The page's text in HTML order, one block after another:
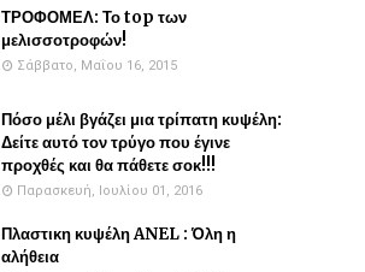
ΤΡΟΦΟΜΕΛ: Το top των
μελισσοτροφών!
Σάββατο, Μαΐου 16, 2015
Πόσο μέλι βγάζει μια τρίπατη κυψέλη:
Δείτε αυτό τον τρύγο που έγινε
προχθές και θα πάθετε σοκ!!!
Παρασκευή, Ιουλίου 01, 2016
Πλαστικη κυψέλη ANEL : Όλη η
αλήθεια